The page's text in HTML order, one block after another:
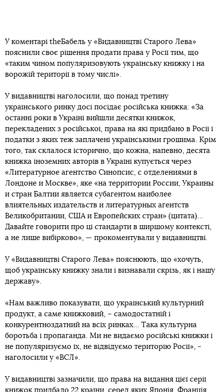
У коментарі theБабель у «Видавництві Старого Лева»
пояснили своє рішення продати права у Росії тим, що
«таким чином популяризовують українську книжку і на
ворожій території в тому числі».
У видавництві наголосили, що понад третину
українського ринку досі посідає російська книжка: «За
останні роки в Україні вийшли десятки книжок,
перекладених з російської, права на які придбано в Росії і
податки з яких теж заплачені українськими грошима. Крім
того, так склалося історично, що кожна, напевно, десята
книжка іноземних авторів в Україні купується через
«Литературное агентство Синопсис, с отделениями в
Лондоне и Москве», яке «на территории России, Украины
и стран Балтии является субагентом наиболее
влиятельных издательств и литературных агентств
Великобритании, США и Европейских стран» (цитата)...
Давайте говорити про ці стандарти в ширшому контексті,
а не лише вибірково», — прокоментували у видавництві.
У «Видавництві Старого Лева» пояснюють, що «хочуть,
щоб українську книжку знали і визнавали скрізь, як і нашу
державу».
«Нам важливо показувати, що український культурний
продукт, а саме книжковий, – самодостатній і
конкурентноздатний на всіх ринках… Така культурна
боротьба і пропаганда. Ми не видаємо російські книжки і
не популяризуємо їх, не відвідуємо територію Росії», -
наголосили у «ВСЛ».
У видавництві зазначили, що права на видання цієї серії
книжок придбало 22 країни, серед яких Японія, Франція,